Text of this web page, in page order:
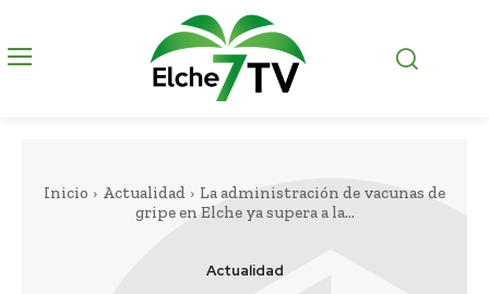
Inicio Actualidad
La administración de vacunas de
gripe en Elche ya supera a la...
Actualidad